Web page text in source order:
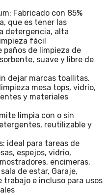
Fabricado con 85%
que es tener las
detergencia, alta
fácil
paños de limpieza de
suave y libre de
dejar marcas toallitas.
mesa tops, vidrio,
y materiales
limpia con o sin
reutilizable y
ideal para tareas de
espejos, vidrio,
encimeras,
de estar, Garaje,
trabajo e incluso para usos